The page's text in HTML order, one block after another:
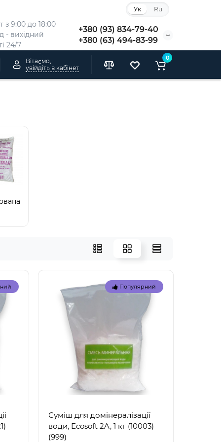
Ук Ru
з 9:00 до 18:00
- вихідний
24/7
+380 (93) 834-79-40
+380 (63) 494-83-99
Вітаємо,
увійдіть в кабінет
0
Популярний
Суміш для домінералізації
води, Ecosoft 2A, 1 кг (10003)
(999)